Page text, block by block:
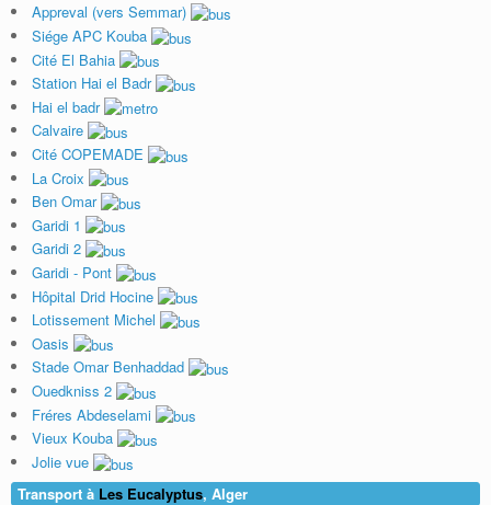
Appreval (vers Semmar)
Siége APC Kouba
Cité El Bahia
Station Hai el Badr
Hai el badr
Calvaire
Cité COPEMADE
La Croix
Ben Omar
Garidi 1
Garidi 2
Garidi - Pont
Hôpital Drid Hocine
Lotissement Michel
Oasis
Stade Omar Benhaddad
Ouedkniss 2
Fréres Abdeselami
Vieux Kouba
Jolie vue
Transport à Les Eucalyptus, Alger